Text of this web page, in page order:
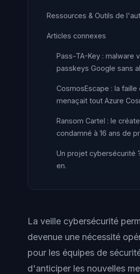
Ressources & Outils de
Articles connexes
Pass-TA-Key : malware
passkeys Google sans
CosmosEscape : la faille
menaçait tout Azure
Ransom Cartel : le
condamné à 16 ans de
Un projet cybersécurité
en.
La veille cybersécurité
devenue une nécessité
pour les équipes de
d'anticiper les nouvelles